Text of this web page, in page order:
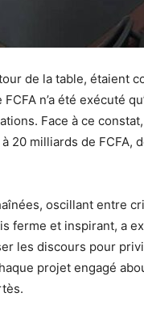
de la table, étaient
n’a été exécuté
Face à ce
20 milliards de FCFA,
oscillant entre
ferme et inspirant, a
les discours pour
projet engagé